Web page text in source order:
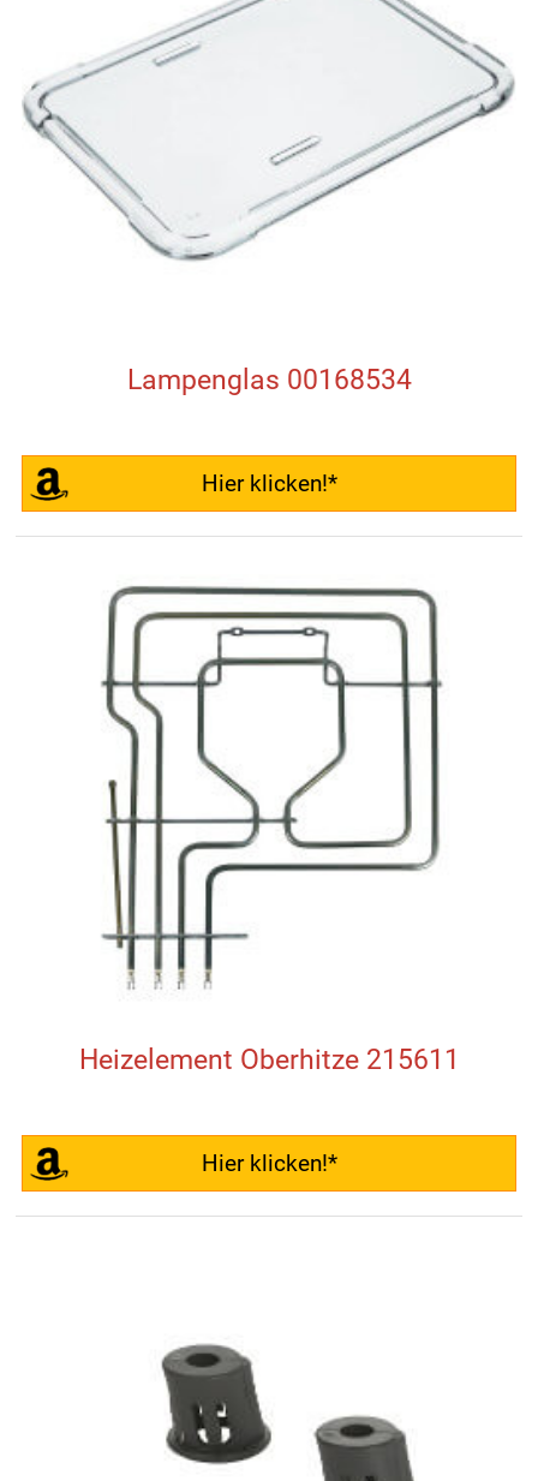
Lampenglas 00168534
Hier klicken!*
Heizelement Oberhitze 215611
Hier klicken!*